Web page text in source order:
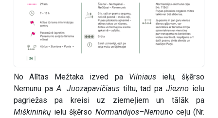
No Alītas Mežtaka izved pa Vilniausielu, šķērso
Nemunu paA. Juozapavičiaustiltu, tad paJiezno ielu
pagriežas pa kreisi uz ziemeļiem un tālāk pa
Miškininkų ielu šķērso Normandijos–Nemuno ceļu (Nr.